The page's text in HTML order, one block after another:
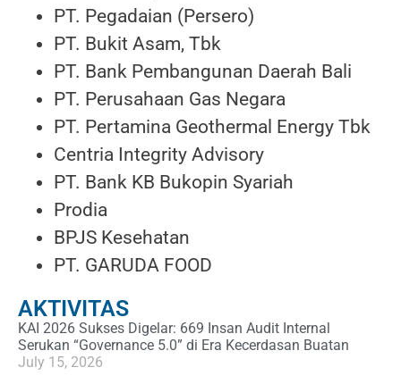
PT. Pegadaian (Persero)
PT. Bukit Asam, Tbk
PT. Bank Pembangunan Daerah Bali
PT. Perusahaan Gas Negara
PT. Pertamina Geothermal Energy Tbk
Centria Integrity Advisory
PT. Bank KB Bukopin Syariah
Prodia
BPJS Kesehatan
PT. GARUDA FOOD
AKTIVITAS
KAI 2026 Sukses Digelar: 669 Insan Audit Internal
Serukan “Governance 5.0” di Era Kecerdasan Buatan
July 15, 2026